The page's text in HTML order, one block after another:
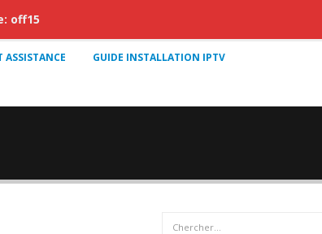
ASSISTANCE GUIDE INSTALLATION IPTV
off15